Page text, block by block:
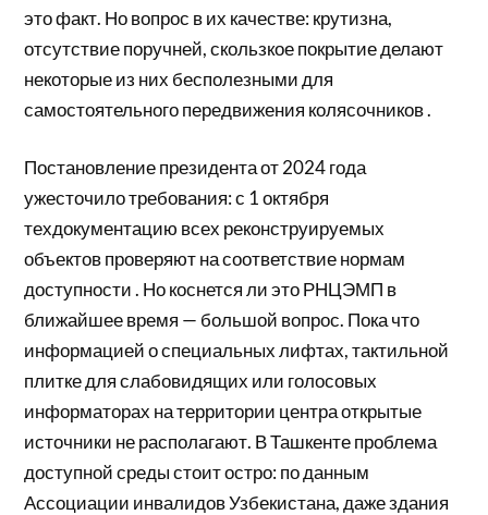
это факт. Но вопрос в их качестве: крутизна,
отсутствие поручней, скользкое покрытие делают
некоторые из них бесполезными для
самостоятельного передвижения колясочников .
Постановление президента от 2024 года
ужесточило требования: с 1 октября
техдокументацию всех реконструируемых
объектов проверяют на соответствие нормам
доступности . Но коснется ли это РНЦЭМП в
ближайшее время — большой вопрос. Пока что
информацией о специальных лифтах, тактильной
плитке для слабовидящих или голосовых
информаторах на территории центра открытые
источники не располагают. В Ташкенте проблема
доступной среды стоит остро: по данным
Ассоциации инвалидов Узбекистана, даже здания